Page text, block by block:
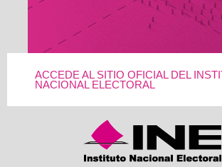
ACCEDE AL SITIO OFICIAL DEL
NACIONAL ELECTORAL